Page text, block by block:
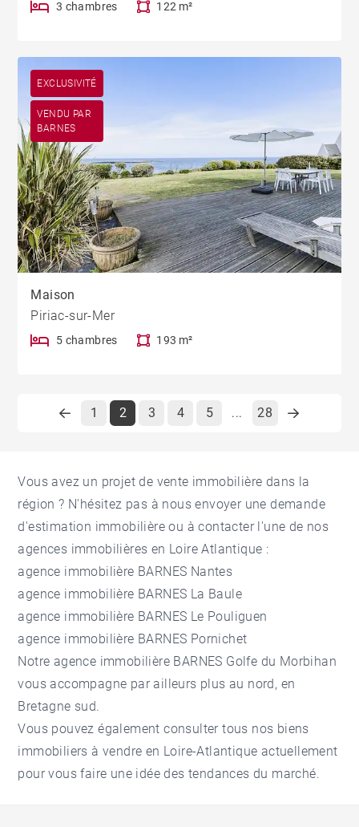
3 chambres 122 m²
EXCLUSIVITÉ
VENDU PAR
BARNES
Maison
Piriac-sur-Mer
5 chambres 193 m²
1 2 3 4 5 ... 28
Vous avez un projet de vente immobilière dans la
région ? N'hésitez pas à nous envoyer une demande
d'estimation immobilière ou à contacter l'une de nos
agences immobilières en Loire Atlantique :
agence immobilière BARNES Nantes
agence immobilière BARNES La Baule
agence immobilière BARNES Le Pouliguen
agence immobilière BARNES Pornichet
Notre agence immobilière BARNES Golfe du Morbihan
vous accompagne par ailleurs plus au nord, en
Bretagne sud.
Vous pouvez également consulter tous nos biens
immobiliers à vendre en Loire-Atlantique actuellement
pour vous faire une idée des tendances du marché.